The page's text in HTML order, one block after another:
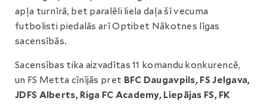
apļa turnīrā, bet paralēli liela daļa šī vecuma
futbolisti piedalās arī Optibet Nākotnes līgas
sacensībās.
Sacensības tika aizvadītas 11 komandu konkurencē,
un FS Metta cīnījās pret BFC Daugavpils, FS Jelgava,
JDFS Alberts, Riga FC Academy, Liepājas FS, FK